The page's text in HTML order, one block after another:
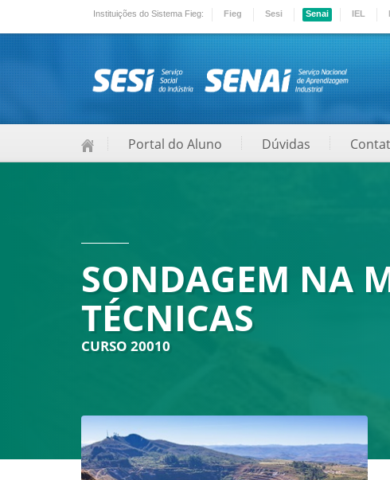
Instituições do Sistema Fieg: Fieg Sesi Senai IEL
Portal do Aluno Dúvidas
SONDAGEM NA
TÉCNICAS
CURSO 20010